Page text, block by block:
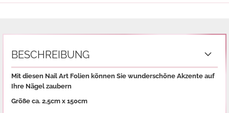
BESCHREIBUNG
Mit diesen Nail Art Folien können Sie wunderschöne Akzente auf
Ihre Nägel zaubern
Größe ca. 2,5cm x 150cm